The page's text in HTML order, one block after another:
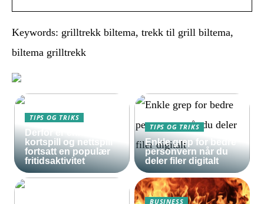
Keywords: grilltrekk biltema, trekk til grill biltema,
biltema grilltrekk
TIPS OG TRIKS
Derfor er enkle
kortspill og nettspill
fortsatt en populær
fritidsaktivitet
TIPS OG TRIKS
Enkle grep for bedre
personvern når du
deler filer digitalt
BUSINESS